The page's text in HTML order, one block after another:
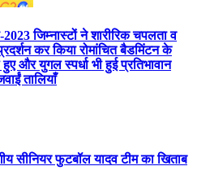
जिम्नास्टों ने शारीरिक चपलता व
कर किया रोमांचित बैडमिंटन के
और युगल स्पर्धा भी हुई प्रतिभावान
तालियाँ
सीनियर फुटबॉल यादव टीम का खिताब